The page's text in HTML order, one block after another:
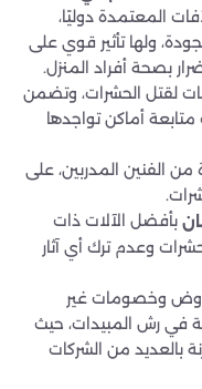
المعتمدة دوليًا،
ولها تأثير قوي على
بصحة أفراد المنزل.
لقتل الحشرات، وتضمن
أماكن تواجدها
الفنين المدربين، على
بأفضل الآلات ذات
وعدم ترك أي آثار
وخصومات غير
في رش المبيدات، حيث
بالعديد من الشركات